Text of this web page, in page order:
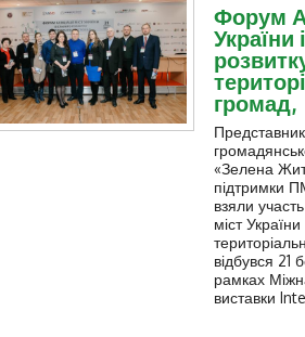
Форум
України
громад,
«Зелена
підтримки
взяли
міст
відбувся 21
рамках
виставки